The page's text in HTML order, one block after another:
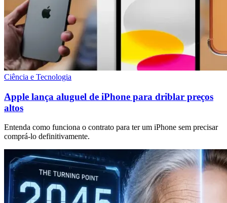
Ciência e Tecnologia
Apple lança aluguel de iPhone para driblar preços
altos
Entenda como funciona o contrato para ter um iPhone sem precisar
comprá-lo definitivamente.